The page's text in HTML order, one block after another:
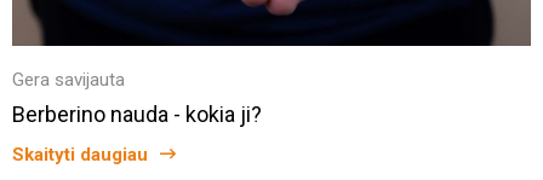
Gera savijauta
Berberino nauda - kokia ji?
Skaityti daugiau